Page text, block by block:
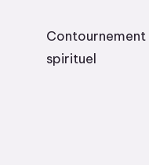
Contournement
spirituel